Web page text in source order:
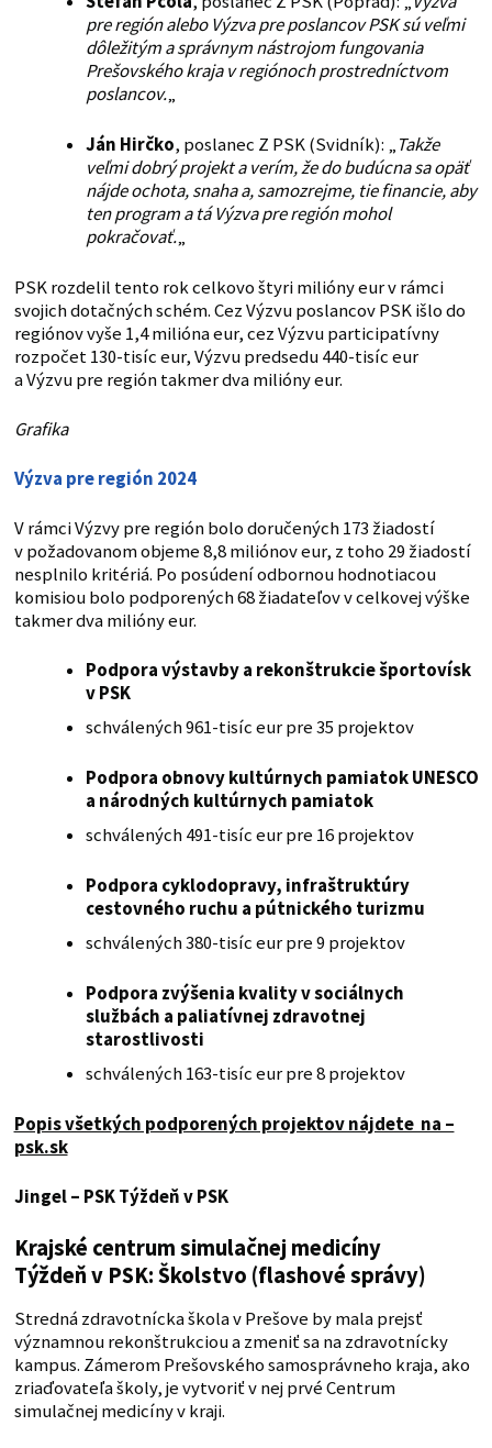
pre región alebo Výzva pre poslancov PSK sú veľmi
dôležitým a správnym nástrojom fungovania
Prešovského kraja v regiónoch prostredníctvom
poslancov.„
Ján Hirčko, poslanec Z PSK (Svidník): „Takže
veľmi dobrý projekt a verím, že do budúcna sa opäť
nájde ochota, snaha a, samozrejme, tie financie, aby
ten program a tá Výzva pre región mohol
pokračovať.„
PSK rozdelil tento rok celkovo štyri milióny eur v rámci
svojich dotačných schém. Cez Výzvu poslancov PSK išlo do
regiónov vyše 1,4 milióna eur, cez Výzvu participatívny
rozpočet 130-tisíc eur, Výzvu predsedu 440-tisíc eur
a Výzvu pre región takmer dva milióny eur.
Grafika
Výzva pre región 2024
V rámci Výzvy pre región bolo doručených 173 žiadostí
v požadovanom objeme 8,8 miliónov eur, z toho 29 žiadostí
nesplnilo kritériá. Po posúdení odbornou hodnotiacou
komisiou bolo podporených 68 žiadateľov v celkovej výške
takmer dva milióny eur.
Podpora výstavby a rekonštrukcie športovísk
v PSK
schválených 961-tisíc eur pre 35 projektov
Podpora obnovy kultúrnych pamiatok UNESCO
a národných kultúrnych pamiatok
schválených 491-tisíc eur pre 16 projektov
Podpora cyklodopravy, infraštruktúry
cestovného ruchu a pútnického turizmu
schválených 380-tisíc eur pre 9 projektov
Podpora zvýšenia kvality v sociálnych
službách a paliatívnej zdravotnej
starostlivosti
schválených 163-tisíc eur pre 8 projektov
Popis všetkých podporených projektov nájdete na –
psk.sk
Jingel – PSK Týždeň v PSK
Krajské centrum simulačnej medicíny
Týždeň v PSK: Školstvo (flashové správy)
Stredná zdravotnícka škola v Prešove by mala prejsť
významnou rekonštrukciou a zmeniť sa na zdravotnícky
kampus. Zámerom Prešovského samosprávneho kraja, ako
zriaďovateľa školy, je vytvoriť v nej prvé Centrum
simulačnej medicíny v kraji.